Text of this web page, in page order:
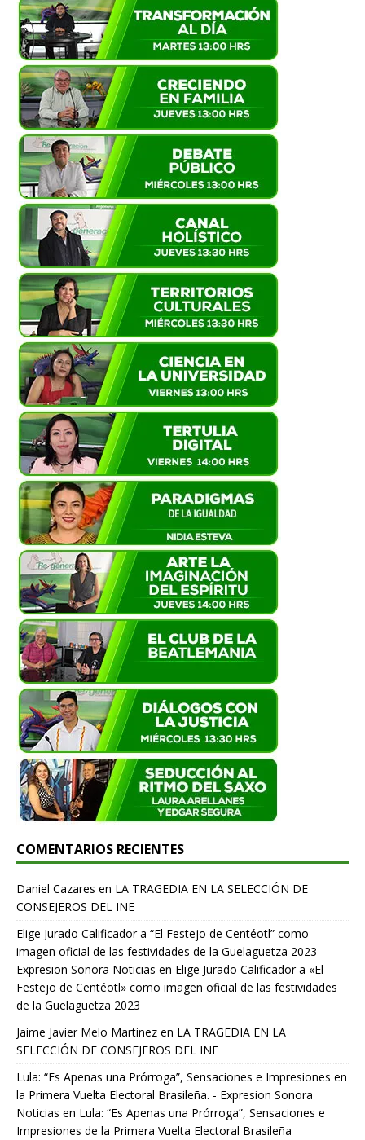
COMENTARIOS RECIENTES
Daniel Cazares en LA TRAGEDIA EN LA SELECCIÓN DE
CONSEJEROS DEL INE
Elige Jurado Calificador a “El Festejo de Centéotl” como
imagen oficial de las festividades de la Guelaguetza 2023 -
Expresion Sonora Noticias en Elige Jurado Calificador a «El
Festejo de Centéotl» como imagen oficial de las festividades
de la Guelaguetza 2023
Jaime Javier Melo Martinez en LA TRAGEDIA EN LA
SELECCIÓN DE CONSEJEROS DEL INE
Lula: “Es Apenas una Prórroga”, Sensaciones e Impresiones en
la Primera Vuelta Electoral Brasileña. - Expresion Sonora
Noticias en Lula: “Es Apenas una Prórroga”, Sensaciones e
Impresiones de la Primera Vuelta Electoral Brasileña